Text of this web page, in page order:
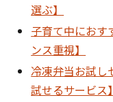
選ぶ】
子育て中におす
ンス重視】
冷凍弁当お試し
試せるサービス】